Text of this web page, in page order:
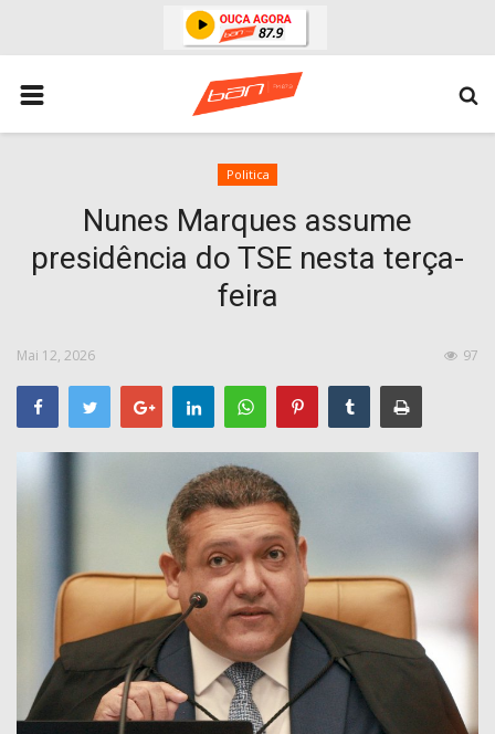
HOME
ESPORTES
POLITICA
ESPERANÇA PB
ENTRETENIMENTO
MUNDO
BRASIL
QUEM SOMOS
MUSICA
Politica
Nunes Marques assume
presidência do TSE nesta terça-
feira
Mai 12, 2026 97